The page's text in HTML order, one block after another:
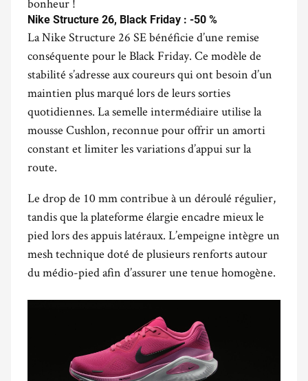
bonheur !
Nike Structure 26, Black Friday : -50 %
La Nike Structure 26 SE bénéficie d’une remise
conséquente pour le Black Friday. Ce modèle de
stabilité s’adresse aux coureurs qui ont besoin d’un
maintien plus marqué lors de leurs sorties
quotidiennes. La semelle intermédiaire utilise la
mousse Cushlon, reconnue pour offrir un amorti
constant et limiter les variations d’appui sur la
route.
Le drop de 10 mm contribue à un déroulé régulier,
tandis que la plateforme élargie encadre mieux le
pied lors des appuis latéraux. L’empeigne intègre un
mesh technique doté de plusieurs renforts autour
du médio-pied afin d’assurer une tenue homogène.